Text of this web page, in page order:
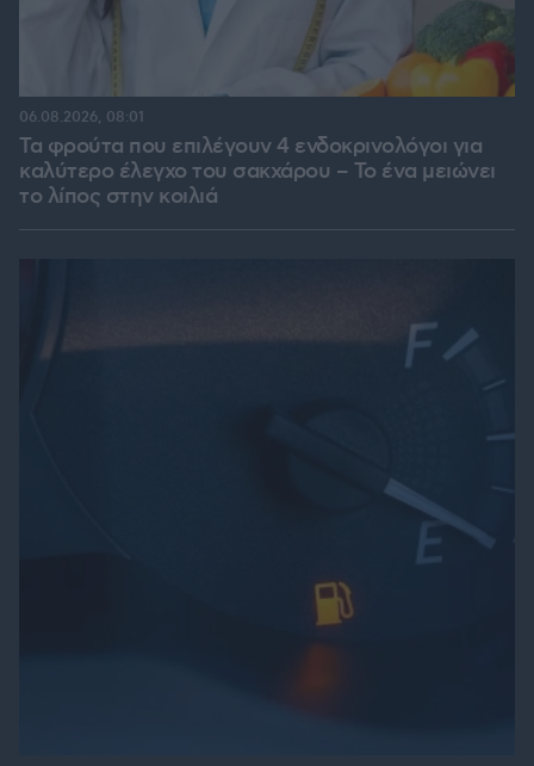
Τα φρούτα που επιλέγουν 4 ενδοκρινολόγοι για
καλύτερο έλεγχο του σακχάρου – Το ένα μειώνει
το λίπος στην κοιλιά
06.08.2026, 08:01